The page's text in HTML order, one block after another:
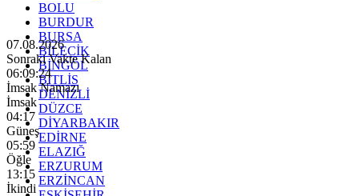
BOLU
BURDUR
BURSA
BİLECİK
BİNGÖL
BİTLİS
DENİZLİ
DÜZCE
DİYARBAKIR
EDİRNE
ELAZIĞ
ERZURUM
ERZİNCAN
07.08.2026
Sonraki Vakte Kalan
06:09:23
İmsak Namazı
İmsak
04:17
Güneş
05:59
Öğle
13:15
İkindi